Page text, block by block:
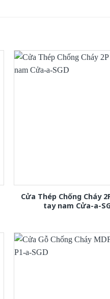
Cửa Thép Chống Cháy
tay nam Cửa-a-